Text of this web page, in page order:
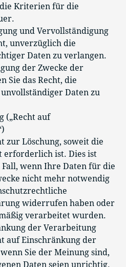
Kriterien für die
und Vervollständigung
unverzüglich die
Daten zu verlangen.
der Zwecke der
Sie das Recht, die
Daten zu
(„Recht auf
zur Löschung, soweit die
erforderlich ist. Dies ist
wenn Ihre Daten für die
nicht mehr notwendig
widerrufen haben oder
verarbeitet wurden.
der Verarbeitung
auf Einschränkung der
Sie der Meinung sind,
Daten seien unrichtig.